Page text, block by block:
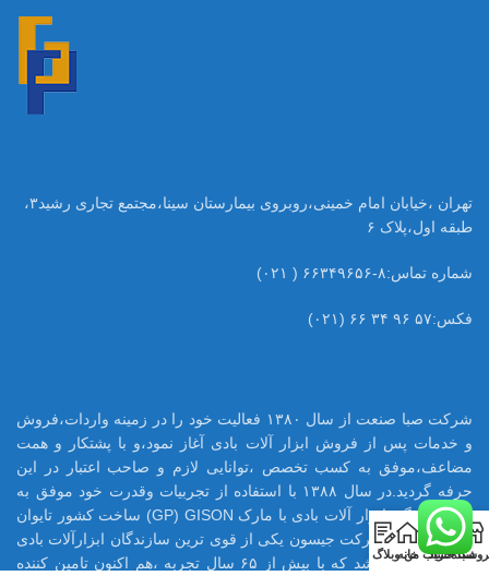
تهران ،خیابان امام خمینی،روبروی بیمارستان سینا،مجتمع تجاری رشید۳،
طبقه اول،پلاک ۶
شماره تماس:۸-۶۶۳۴۹۶۵۶ ( ۰۲۱)
فکس:۵۷ ۹۶ ۳۴ ۶۶ (۰۲۱)
شرکت صبا صنعت از سال ۱۳۸۰ فعالیت خود را در زمینه واردات،فروش
و خدمات پس از فروش ابزار آلات بادی آغاز نمود،و با پشتکار و همت
مضاعف،موفق به کسب تخصص ،توانایی لازم و صاحب اعتبار در این
حرفه گردید.در سال ۱۳۸۸ با استفاده از تجربیات وقدرت خود موفق به
اخذ نمایندگی ابزار آلات بادی با مارک GP) GISON) ساخت کشور تایوان
در ایران شود.شرکت جیسون یکی از قوی ترین سازندگان ابزارآلات بادی
در تایوان می باشد که با بیش از ۶۵ سال تجربه ،هم اکنون تامین کننده
سبد خرید
حساب من
خانهوبلاگ